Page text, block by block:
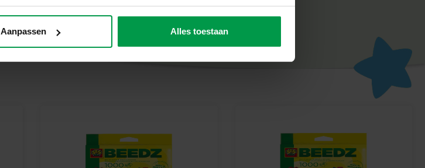
Aanpassen Alles toestaan
Perfect voor eindeloos creatief speelplezier!